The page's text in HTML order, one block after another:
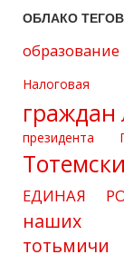
ОБЛАКО ТЕГОВ
образование
Налоговая
граждан
президента
ЕДИНАЯ
наших
тотьмичи